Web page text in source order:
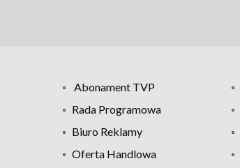
Abonament TVP
Rada Programowa
Biuro Reklamy
Oferta Handlowa